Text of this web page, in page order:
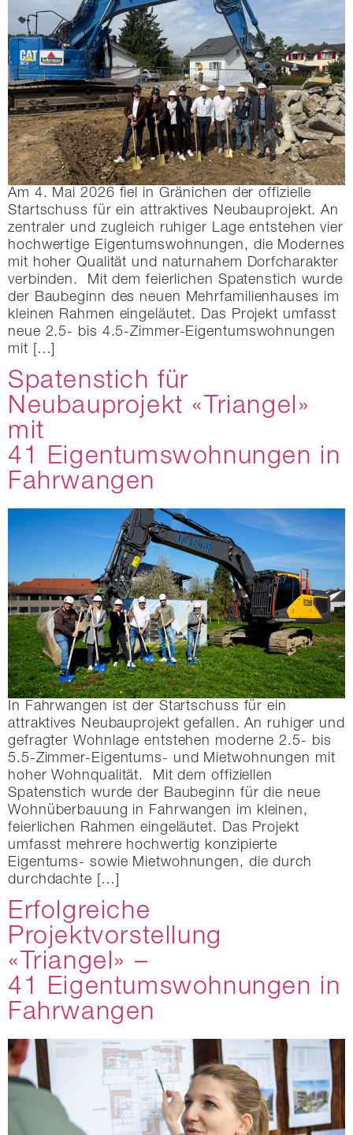
Am 4. Mai 2026 fiel in Gränichen der offizielle
Startschuss für ein attraktives Neubauprojekt. An
zentraler und zugleich ruhiger Lage entstehen vier
hochwertige Eigentumswohnungen, die Modernes
mit hoher Qualität und naturnahem Dorfcharakter
verbinden. Mit dem feierlichen Spatenstich wurde
der Baubeginn des neuen Mehrfamilienhauses im
kleinen Rahmen eingeläutet. Das Projekt umfasst
neue 2.5- bis 4.5-Zimmer-Eigentumswohnungen
mit […]
Spatenstich für
Neubauprojekt «Triangel»
mit
41 Eigentumswohnungen in
Fahrwangen
In Fahrwangen ist der Startschuss für ein
attraktives Neubauprojekt gefallen. An ruhiger und
gefragter Wohnlage entstehen moderne 2.5- bis
5.5-Zimmer-Eigentums- und Mietwohnungen mit
hoher Wohnqualität. Mit dem offiziellen
Spatenstich wurde der Baubeginn für die neue
Wohnüberbauung in Fahrwangen im kleinen,
feierlichen Rahmen eingeläutet. Das Projekt
umfasst mehrere hochwertig konzipierte
Eigentums- sowie Mietwohnungen, die durch
durchdachte […]
Erfolgreiche
Projektvorstellung
«Triangel» –
41 Eigentumswohnungen in
Fahrwangen